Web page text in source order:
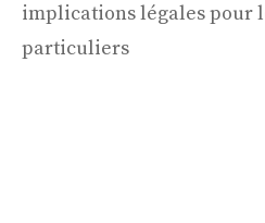
implications légales pour
particuliers